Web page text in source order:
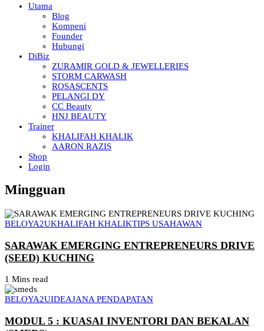
Utama
Blog
Kompeni
Founder
Hubungi
DiBiz
ZURAMIR GOLD & JEWELLERIES
STORM CARWASH
ROSASCENTS
PELANGI DY
CC Beauty
HNJ BEAUTY
Trainer
KHALIFAH KHALIK
AARON RAZIS
Shop
Login
Mingguan
BELOYA2UKHALIFAH KHALIKTIPS USAHAWAN
SARAWAK EMERGING ENTREPRENEURS DRIVE
(SEED) KUCHING
1 Mins read
BELOYA2UIDEAJANA PENDAPATAN
MODUL 5 : KUASAI INVENTORI DAN BEKALAN